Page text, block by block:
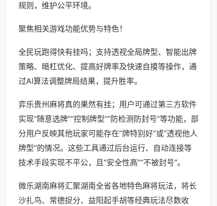
规则，维护公平环境。
聚焦相关游戏功能优势与特色！
全民玩跑得快有挂吗；支持透视全局牌型、智能出牌
策略、暗杠优化、提高好牌率及快速自摸等操作，通
过AI算法调整牌局结果，提升胜率。
弈乐贵州麻将真的果然有挂；用户可通过第三方软件
实现“随意选牌”“控制牌型”“防检测防封号”等功能，部
分用户反映其他玩家可能存在“牌特别好”或“透视他人
牌型”的情况。这些工具通过后台运行、自动连接等
技术手段实现不平公，且“安全性高”“不被封号”。
微乐湖南麻将汇聚湖南全省各地特色麻将玩法，将长
沙扎鸟、常德捉分、益阳起手胡等经典玩法尽数收